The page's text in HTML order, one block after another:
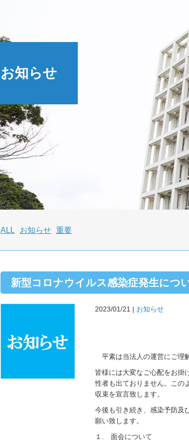
お知らせ
ALL お知らせ 重要
新型コロナウイルス感染症発生につ
2023/01/21 | お知らせ
平素は当法人の運営にご理
皆様には大変なご心配をお掛
性者も出ておりません。この
収束を宣言致します。
今後も引き続き、感染予防及
願い致します。
１. 面会について